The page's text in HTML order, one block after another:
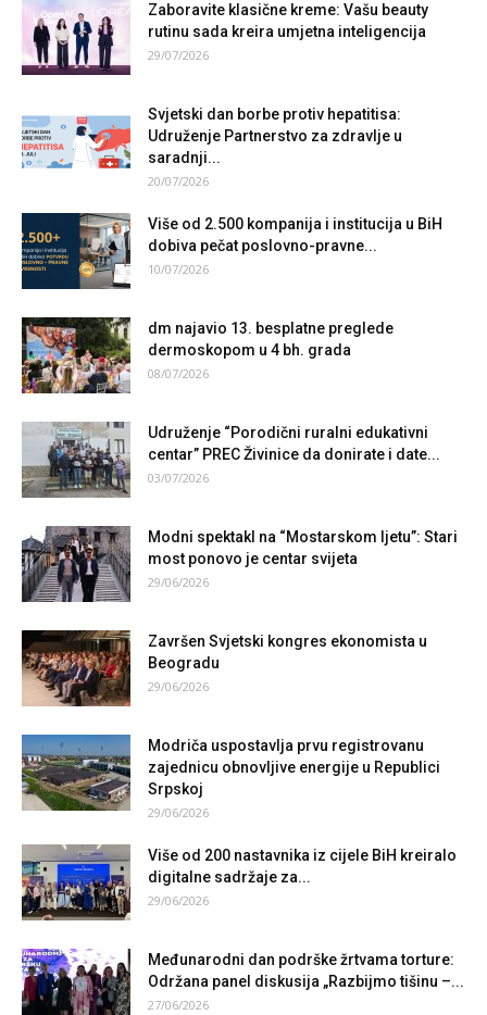
Zaboravite klasične kreme: Vašu beauty
rutinu sada kreira umjetna inteligencija
29/07/2026
Svjetski dan borbe protiv hepatitisa:
Udruženje Partnerstvo za zdravlje u
saradnji...
20/07/2026
Više od 2.500 kompanija i institucija u BiH
dobiva pečat poslovno-pravne...
10/07/2026
dm najavio 13. besplatne preglede
dermoskopom u 4 bh. grada
08/07/2026
Udruženje “Porodični ruralni edukativni
centar” PREC Živinice da donirate i date...
03/07/2026
Modni spektakl na “Mostarskom ljetu”: Stari
most ponovo je centar svijeta
29/06/2026
Završen Svjetski kongres ekonomista u
Beogradu
29/06/2026
Modriča uspostavlja prvu registrovanu
zajednicu obnovljive energije u Republici
Srpskoj
29/06/2026
Više od 200 nastavnika iz cijele BiH kreiralo
digitalne sadržaje za...
29/06/2026
Međunarodni dan podrške žrtvama torture:
Održana panel diskusija „Razbijmo tišinu –...
27/06/2026